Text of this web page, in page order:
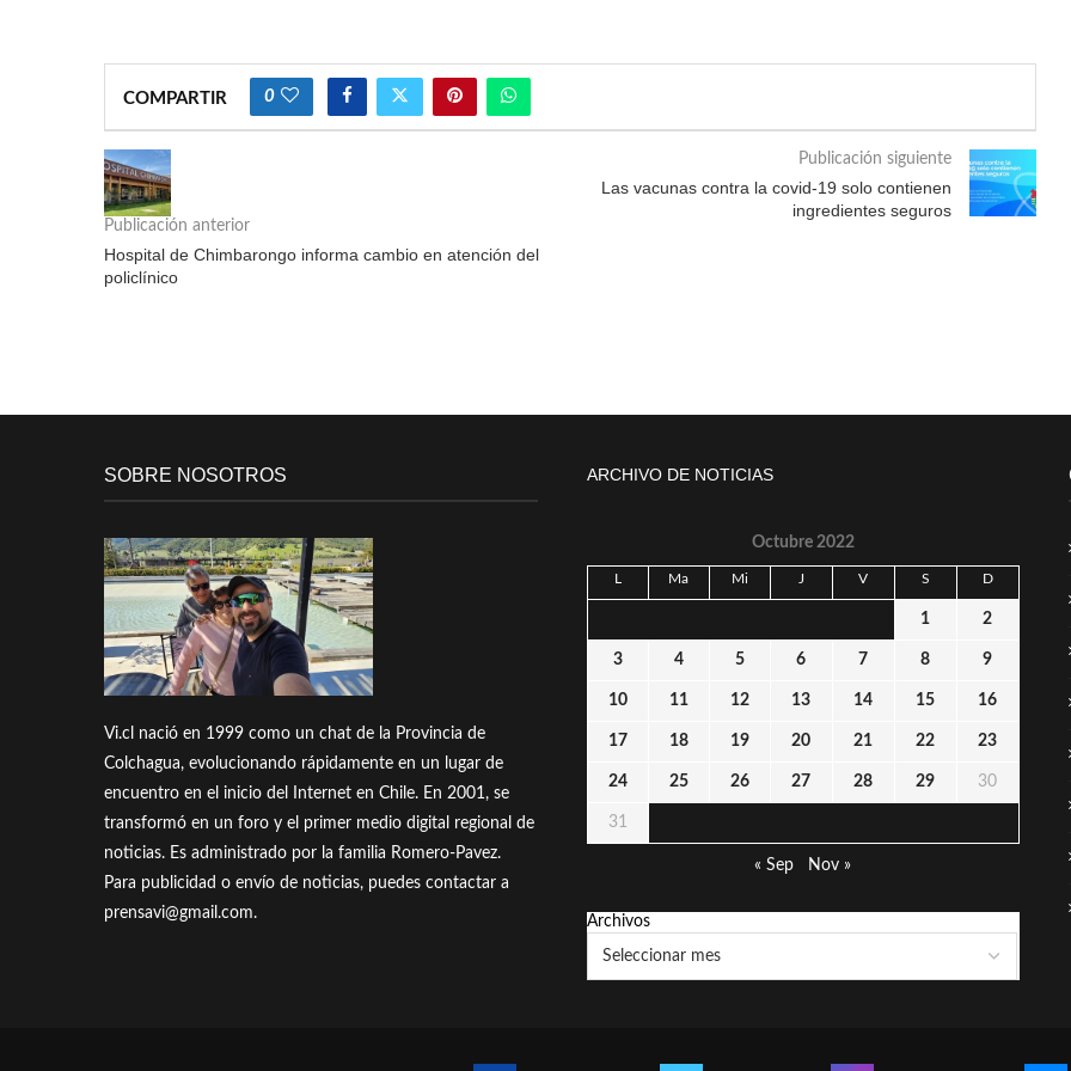
COMPARTIR 0
Publicación anterior
Hospital de Chimbarongo informa cambio en atención del
policlínico
Publicación siguiente
Las vacunas contra la covid-19 solo contienen
ingredientes seguros
SOBRE NOSOTROS
Vi.cl nació en 1999 como un chat de la Provincia de
Colchagua, evolucionando rápidamente en un lugar de
encuentro en el inicio del Internet en Chile. En 2001, se
transformó en un foro y el primer medio digital regional de
noticias. Es administrado por la familia Romero-Pavez.
Para publicidad o envío de noticias, puedes contactar a
prensavi@gmail.com.
ARCHIVO DE NOTICIAS
Octubre 2022
L Ma Mi J V S D
1 2
3 4 5 6 7 8 9
10 11 12 13 14 15 16
17 18 19 20 21 22 23
24 25 26 27 28 29 30
31
« Sep Nov »
Archivos